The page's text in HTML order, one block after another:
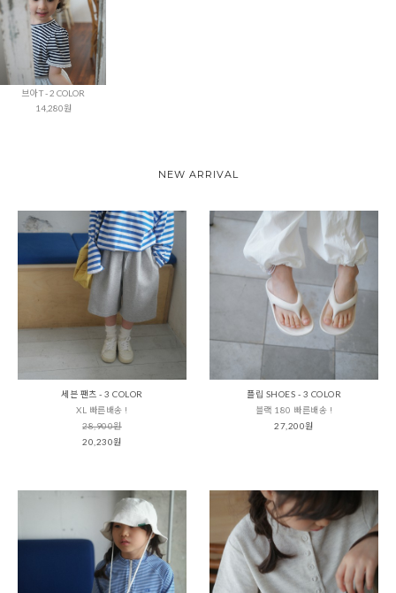
브아 T - 2 COLOR
14,280원
NEW ARRIVAL
세븐 팬츠 - 3 COLOR
XL 빠른배송 !
28,900원
20,230원
플립 SHOES - 3 COLOR
블랙 180 빠른배송 !
27,200원